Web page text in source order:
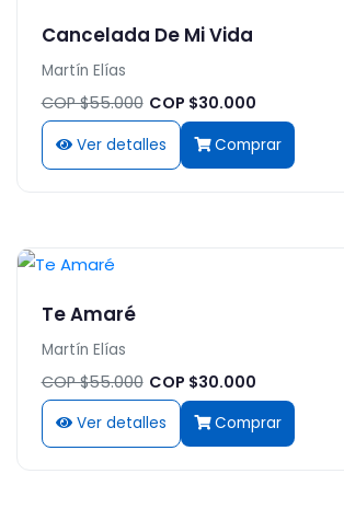
Cancelada De Mi Vida
Martín Elías
COP $55.000 COP $30.000
Ver detalles Comprar
Te Amaré
Martín Elías
COP $55.000 COP $30.000
Ver detalles Comprar